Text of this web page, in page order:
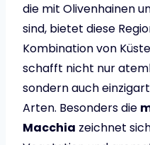
die mit Olivenhainen
sind, bietet diese
Kombination von
schafft nicht nur
sondern auch
Arten. Besonders die
Macchia zeichnet